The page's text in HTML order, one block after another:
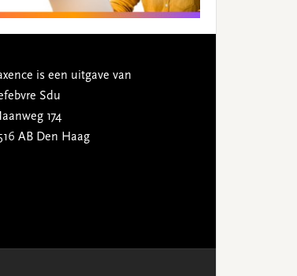
is een uitgave van
Sdu
174
AB Den Haag